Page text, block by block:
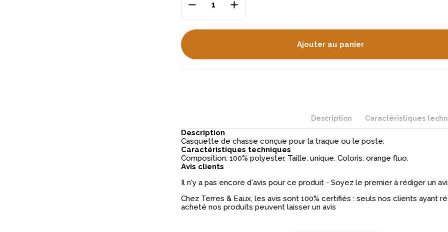
Ajouter au panier
Description Caractéristiques
Description
Casquette de chasse conçue pour la traque ou le poste.
Caractéristiques techniques
Composition: 100% polyester. Taille: unique. Coloris: orange fluo.
Avis clients
Il n'y a pas encore d'avis pour ce produit - Soyez le premier à rédiger un
Chez Terres & Eaux, les avis sont 100% certifiés : seuls nos clients ayant
acheté nos produits peuvent laisser un avis